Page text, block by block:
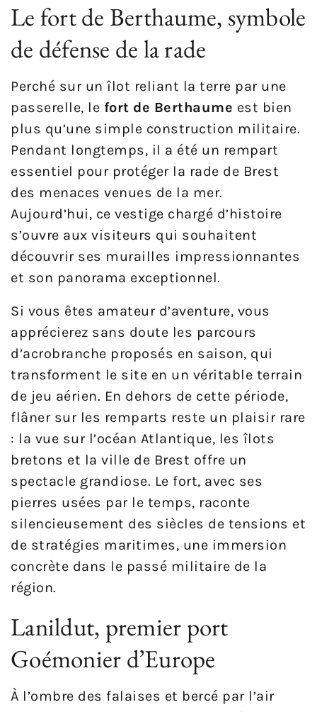
Le fort de Berthaume, symbole
de défense de la rade
Perché sur un îlot reliant la terre par une
passerelle, le fort de Berthaume est bien
plus qu’une simple construction militaire.
Pendant longtemps, il a été un rempart
essentiel pour protéger la rade de Brest
des menaces venues de la mer.
Aujourd’hui, ce vestige chargé d’histoire
s’ouvre aux visiteurs qui souhaitent
découvrir ses murailles impressionnantes
et son panorama exceptionnel.
Si vous êtes amateur d’aventure, vous
apprécierez sans doute les parcours
d’acrobranche proposés en saison, qui
transforment le site en un véritable terrain
de jeu aérien. En dehors de cette période,
flâner sur les remparts reste un plaisir rare
: la vue sur l’océan Atlantique, les îlots
bretons et la ville de Brest offre un
spectacle grandiose. Le fort, avec ses
pierres usées par le temps, raconte
silencieusement des siècles de tensions et
de stratégies maritimes, une immersion
concrète dans le passé militaire de la
région.
Lanildut, premier port
Goémonier d’Europe
À l’ombre des falaises et bercé par l’air